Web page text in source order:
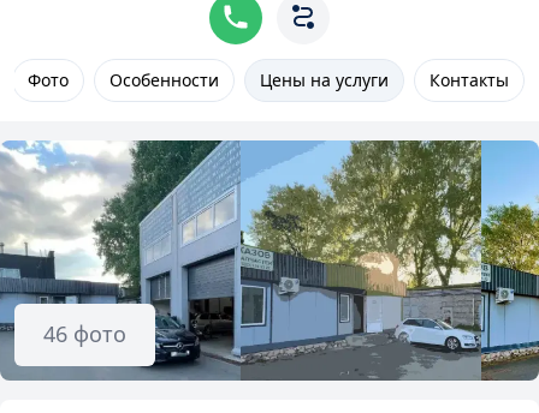
Фото Особенности Цены на услуги Контакты
46 фото